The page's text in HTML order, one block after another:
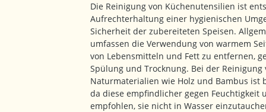
Die Reinigung von Küchenutensilien ist
Aufrechterhaltung einer hygienischen
Sicherheit der zubereiteten Speisen.
umfassen die Verwendung von warmem
von Lebensmitteln und Fett zu entfernen,
Spülung und Trocknung. Bei der Reinigung
Naturmaterialien wie Holz und Bambus ist
da diese empfindlicher gegen Feuchtigkeit
empfohlen, sie nicht in Wasser